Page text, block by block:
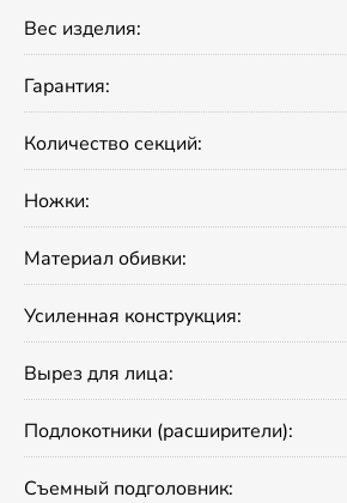
Вес изделия:
Гарантия:
Количество секций:
Ножки:
Материал обивки:
Усиленная конструкция:
Вырез для лица:
Подлокотники (расширители):
Съемный подголовник: